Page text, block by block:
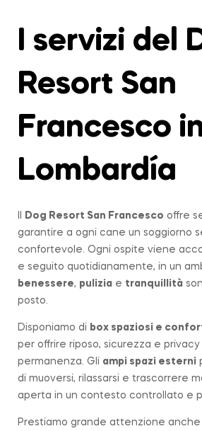
I servizi del
Resort San
Francesco
Lombardía
Dog Resort San Francesco offre
garantire a ogni cane un soggiorno
confortevole. Ogni ospite viene
e seguito quotidianamente, in un
benessere, pulizia e tranquillità
posto.
Disponiamo di box spaziosi e
per offrire riposo, sicurezza e
permanenza. Gli ampi spazi esterni
di muoversi, rilassarsi e trascorrere
aperta in un contesto controllato e
Prestiamo grande attenzione anche